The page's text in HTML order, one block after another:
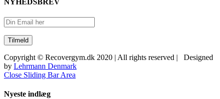
NYHEDSBREV
Copyright © Recovergym.dk 2020 | All rights reserved | Designed
by Lehrmann Denmark
Close Sliding Bar Area
Nyeste indlæg